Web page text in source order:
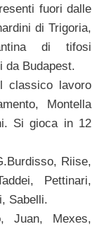
fuori dalle
di Trigoria,
di tifosi
da Budapest.
classico lavoro
Montella
Si gioca in 12
Riise,
Pettinari,
Sabelli.
Juan, Mexes,